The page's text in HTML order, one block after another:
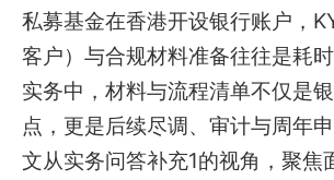
私募基金在香港开设银行账户，
客户）与合规材料准备往往是耗时
实务中，材料与流程清单不仅是
点，更是后续尽调、审计与周年
文从实务问答补充1的视角，聚焦